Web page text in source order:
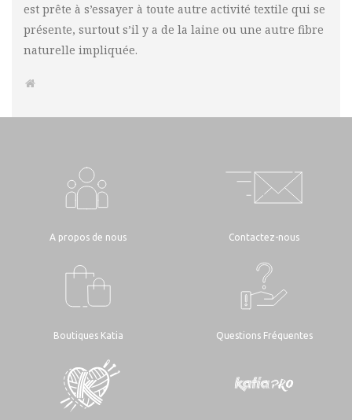
est prête à s’essayer à toute autre activité textile qui se
présente, surtout s’il y a de la laine ou une autre fibre
naturelle impliquée.
A propos de nous Contactez-nous
Boutiques Katia Questions Fréquentes